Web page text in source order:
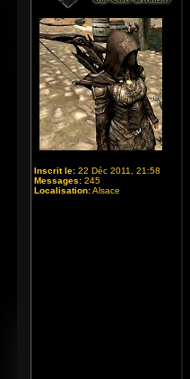
Inscrit le: 22 Déc 2011, 21:58
Messages: 245
Localisation:Alsace